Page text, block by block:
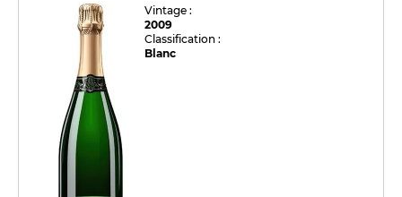
Vintage :
2009
Classification :
Blanc